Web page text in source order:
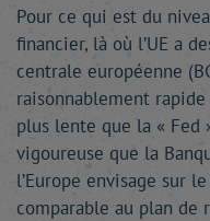
Pour ce qui est du
financier, là où l’UE a
centrale européenne
raisonnablement
plus lente que la «
vigoureuse que la
l’Europe envisage sur
comparable au plan de